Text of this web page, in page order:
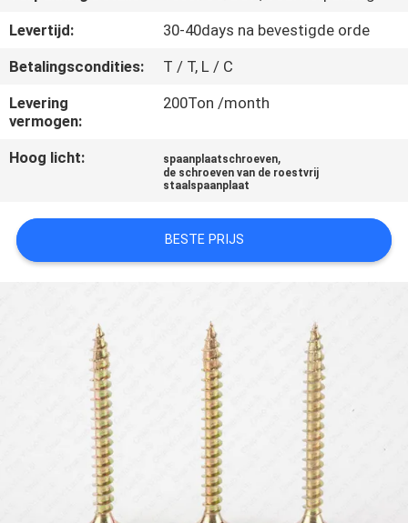
NIEUWS
VERZOEK
OM EEN
CITAAT
PRIVACY
Levertijd:
30-40days na bevestigde orde
Betalingscondities:
T / T, L / C
Levering
vermogen:
200Ton /month
Hoog licht: spaanplaatschroeven,
de schroeven van de roestvrij
staalspaanplaat
BESTE PRIJS